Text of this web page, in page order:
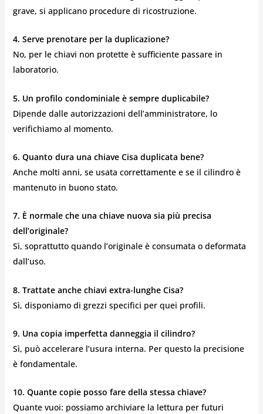
grave, si applicano procedure di ricostruzione.
4. Serve prenotare per la duplicazione?
No, per le chiavi non protette è sufficiente passare in
laboratorio.
5. Un profilo condominiale è sempre duplicabile?
Dipende dalle autorizzazioni dell’amministratore, lo
verifichiamo al momento.
6. Quanto dura una chiave Cisa duplicata bene?
Anche molti anni, se usata correttamente e se il cilindro è
mantenuto in buono stato.
7. È normale che una chiave nuova sia più precisa
dell’originale?
Sì, soprattutto quando l’originale è consumata o deformata
dall’uso.
8. Trattate anche chiavi extra-lunghe Cisa?
Sì, disponiamo di grezzi specifici per quei profili.
9. Una copia imperfetta danneggia il cilindro?
Sì, può accelerare l’usura interna. Per questo la precisione
è fondamentale.
10. Quante copie posso fare della stessa chiave?
Quante vuoi: possiamo archiviare la lettura per futuri